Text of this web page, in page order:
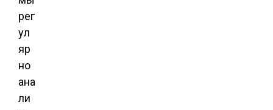
рег
ул
яр
но
ана
ли